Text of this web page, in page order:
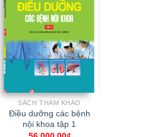
SÁCH THAM KHẢO
Điều dưỡng các bệnh
nội khoa tập 1